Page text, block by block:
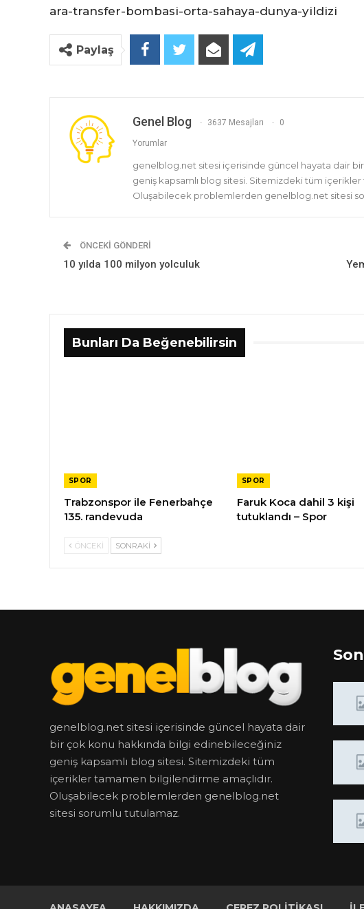
ara-transfer-bombasi-orta-sahaya-dunya-yildizi
Paylaş
Genel Blog 3637 Mesajları 0
Yorumlar
genelblog.net sitesi içerisinde güncel hayata dair
geniş kapsamlı blog sitesi. Sitemizdeki tüm
Oluşabilecek problemlerden genelblog.net sitesi
ÖNCEKI GÖNDERI
10 yılda 100 milyon yolculuk
Bunları Da Beğenebilirsin
SPOR
Trabzonspor ile Fenerbahçe
135. randevuda
SPOR
Faruk Koca dahil 3 kişi
tutuklandı – Spor
ÖNCEKI SONRAKI
genelblog.net sitesi içerisinde güncel hayata dair
bir çok konu hakkında bilgi edinebileceğiniz
geniş kapsamlı blog sitesi. Sitemizdeki tüm
içerikler tamamen bilgilendirme amaçlıdır.
Oluşabilecek problemlerden genelblog.net
sitesi sorumlu tutulamaz.